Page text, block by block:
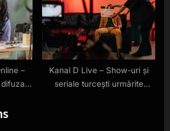
–
Kanal D Live – Show-uri și
seriale turcești urmărite